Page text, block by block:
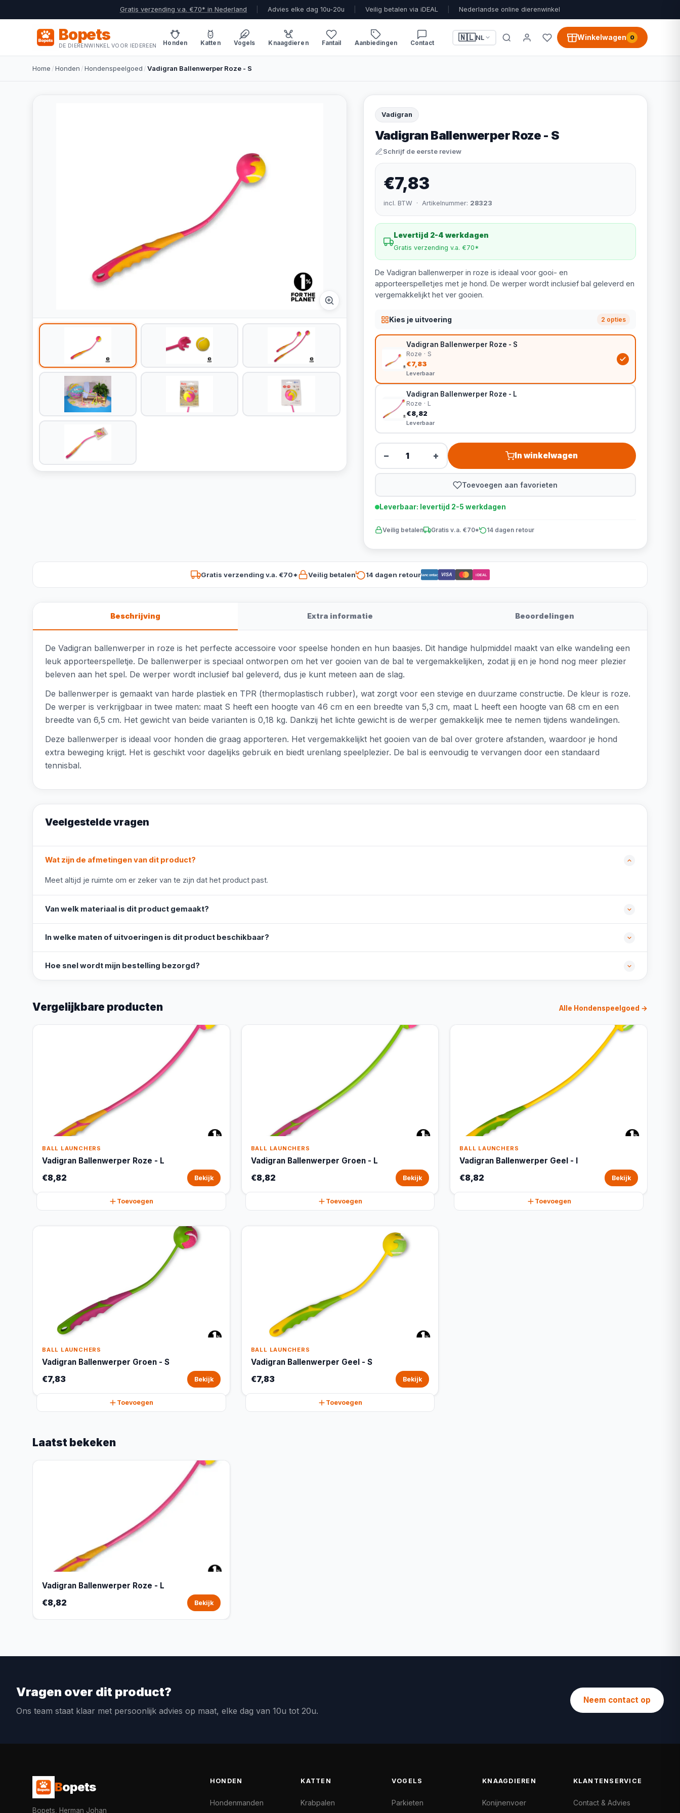
Gratis verzending v.a. €70* in Nederland Advies elke dag 10u-20u Veilig betalen via iDEAL Nederlandse online dierenwinkel
Bopets
DE DIERENWINKEL VOOR IEDEREEN Honden Katten Vogels Knaagdieren Fantail Aanbiedingen Contact
🇳🇱NL Winkelwagen 0
Home /Honden /Hondenspeelgoed /Vadigran Ballenwerper Roze - S
Vadigran
Vadigran Ballenwerper Roze - S
Schrijf de eerste review
€7,83
incl. BTW · Artikelnummer: 28323
Levertijd 2-4 werkdagen
Gratis verzending v.a. €70*
De Vadigran ballenwerper in roze is ideaal voor gooi- en
apporteerspelletjes met je hond. De werper wordt inclusief bal geleverd en
vergemakkelijkt het ver gooien.
Kies je uitvoering 2 opties
Vadigran Ballenwerper Roze - S
Roze · S
€7,83
Leverbaar
Vadigran Ballenwerper Roze - L
Roze · L
€8,82
Leverbaar
− + In winkelwagen
Toevoegen aan favorieten
Leverbaar: levertijd 2-5 werkdagen
Veilig betalen Gratis v.a. €70* 14 dagen retour
Gratis verzending v.a. €70* Veilig betalen 14 dagen retourBancontact VISA iDEAL
Beschrijving Extra informatie Beoordelingen
De Vadigran ballenwerper in roze is het perfecte accessoire voor speelse honden en hun baasjes. Dit handige hulpmiddel maakt van elke wandeling een
leuk apporteerspelletje. De ballenwerper is speciaal ontworpen om het ver gooien van de bal te vergemakkelijken, zodat jij en je hond nog meer plezier
beleven aan het spel. De werper wordt inclusief bal geleverd, dus je kunt meteen aan de slag.
De ballenwerper is gemaakt van harde plastiek en TPR (thermoplastisch rubber), wat zorgt voor een stevige en duurzame constructie. De kleur is roze.
De werper is verkrijgbaar in twee maten: maat S heeft een hoogte van 46 cm en een breedte van 5,3 cm, maat L heeft een hoogte van 68 cm en een
breedte van 6,5 cm. Het gewicht van beide varianten is 0,18 kg. Dankzij het lichte gewicht is de werper gemakkelijk mee te nemen tijdens wandelingen.
Deze ballenwerper is ideaal voor honden die graag apporteren. Het vergemakkelijkt het gooien van de bal over grotere afstanden, waardoor je hond
extra beweging krijgt. Het is geschikt voor dagelijks gebruik en biedt urenlang speelplezier. De bal is eenvoudig te vervangen door een standaard
tennisbal.
Veelgestelde vragen
Wat zijn de afmetingen van dit product?
Meet altijd je ruimte om er zeker van te zijn dat het product past.
Van welk materiaal is dit product gemaakt?
In welke maten of uitvoeringen is dit product beschikbaar?
Hoe snel wordt mijn bestelling bezorgd?
Vergelijkbare producten Alle Hondenspeelgoed →
BALL LAUNCHERS
Vadigran Ballenwerper Roze - L
€8,82 Bekijk
Toevoegen
BALL LAUNCHERS
Vadigran Ballenwerper Groen - L
€8,82 Bekijk
Toevoegen
BALL LAUNCHERS
Vadigran Ballenwerper Geel - l
€8,82 Bekijk
Toevoegen
BALL LAUNCHERS
Vadigran Ballenwerper Groen - S
€7,83 Bekijk
Toevoegen
BALL LAUNCHERS
Vadigran Ballenwerper Geel - S
€7,83 Bekijk
Toevoegen
Laatst bekeken
Vadigran Ballenwerper Roze - L
€8,82 Bekijk
Vragen over dit product?
Ons team staat klaar met persoonlijk advies op maat, elke dag van 10u tot 20u.
Neem contact op
Bopets
Bopets, Herman Johan
HONDEN
Hondenmanden
KATTEN
Krabpalen
VOGELS
Parkieten
KNAAGDIEREN
Konijnenvoer
KLANTENSERVICE
Contact & Advies